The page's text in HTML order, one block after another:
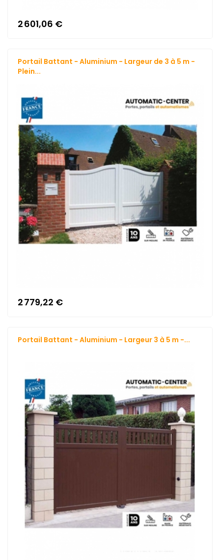
2 601,06 €
Portail Battant - Aluminium - Largeur de 3 à 5 m -
Plein...
2 779,22 €
Portail Battant - Aluminium - Largeur 3 à 5 m -...